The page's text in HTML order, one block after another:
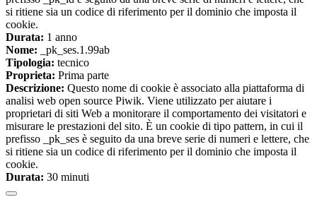
si ritiene sia un codice di riferimento per il dominio che imposta il
cookie.
Durata: 1 anno
Nome: _pk_ses.1.99ab
Tipologia: tecnico
Proprieta: Prima parte
Descrizione: Questo nome di cookie è associato alla piattaforma di
analisi web open source Piwik. Viene utilizzato per aiutare i
proprietari di siti Web a monitorare il comportamento dei visitatori e
misurare le prestazioni del sito. È un cookie di tipo pattern, in cui il
prefisso _pk_ses è seguito da una breve serie di numeri e lettere, che
si ritiene sia un codice di riferimento per il dominio che imposta il
cookie.
Durata: 30 minuti